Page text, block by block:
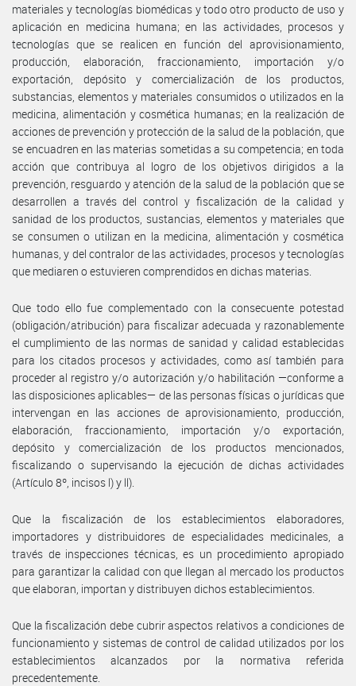
materiales y tecnologías biomédicas y todo otro producto de uso y
aplicación en medicina humana; en las actividades, procesos y
tecnologías que se realicen en función del aprovisionamiento,
producción, elaboración, fraccionamiento, importación y/o
exportación, depósito y comercialización de los productos,
substancias, elementos y materiales consumidos o utilizados en la
medicina, alimentación y cosmética humanas; en la realización de
acciones de prevención y protección de la salud de la población, que
se encuadren en las materias sometidas a su competencia; en toda
acción que contribuya al logro de los objetivos dirigidos a la
prevención, resguardo y atención de la salud de la población que se
desarrollen a través del control y fiscalización de la calidad y
sanidad de los productos, sustancias, elementos y materiales que
se consumen o utilizan en la medicina, alimentación y cosmética
humanas, y del contralor de las actividades, procesos y tecnologías
que mediaren o estuvieren comprendidos en dichas materias.
Que todo ello fue complementado con la consecuente potestad
(obligación/atribución) para fiscalizar adecuada y razonablemente
el cumplimiento de las normas de sanidad y calidad establecidas
para los citados procesos y actividades, como así también para
proceder al registro y/o autorización y/o habilitación —conforme a
las disposiciones aplicables— de las personas físicas o jurídicas que
intervengan en las acciones de aprovisionamiento, producción,
elaboración, fraccionamiento, importación y/o exportación,
depósito y comercialización de los productos mencionados,
fiscalizando o supervisando la ejecución de dichas actividades
(Artículo 8º, incisos l) y ll).
Que la fiscalización de los establecimientos elaboradores,
importadores y distribuidores de especialidades medicinales, a
través de inspecciones técnicas, es un procedimiento apropiado
para garantizar la calidad con que llegan al mercado los productos
que elaboran, importan y distribuyen dichos establecimientos.
Que la fiscalización debe cubrir aspectos relativos a condiciones de
funcionamiento y sistemas de control de calidad utilizados por los
establecimientos alcanzados por la normativa referida
precedentemente.